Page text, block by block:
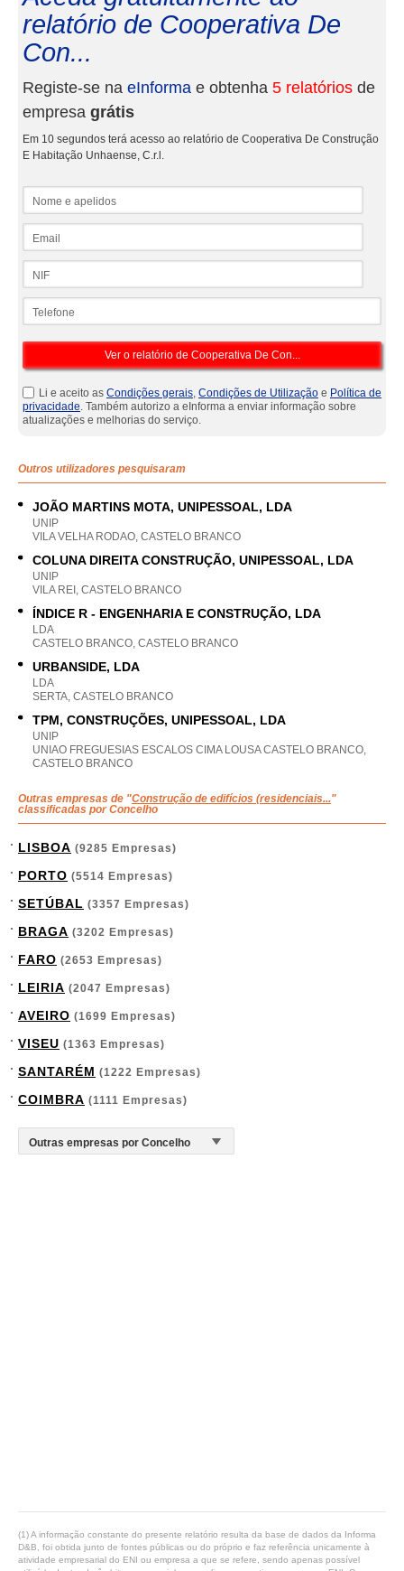
relatório de Cooperativa De
Con...
Registe-se na eInforma e obtenha 5 relatórios de
empresa grátis
Em 10 segundos terá acesso ao relatório de Cooperativa De Construção
E Habitação Unhaense, C.r.l.
Li e aceito as Condições gerais, Condições de Utilização e Política de
privacidade. Também autorizo a eInforma a enviar informação sobre
atualizações e melhorias do serviço.
Outros utilizadores pesquisaram
JOÃO MARTINS MOTA, UNIPESSOAL, LDA
UNIP
VILA VELHA RODAO, CASTELO BRANCO
COLUNA DIREITA CONSTRUÇÃO, UNIPESSOAL, LDA
UNIP
VILA REI, CASTELO BRANCO
ÍNDICE R - ENGENHARIA E CONSTRUÇÃO, LDA
LDA
CASTELO BRANCO, CASTELO BRANCO
URBANSIDE, LDA
LDA
SERTA, CASTELO BRANCO
TPM, CONSTRUÇÕES, UNIPESSOAL, LDA
UNIP
UNIAO FREGUESIAS ESCALOS CIMA LOUSA CASTELO BRANCO,
CASTELO BRANCO
Outras empresas de "Construção de edifícios (residenciais..."
classificadas por Concelho
LISBOA (9285 Empresas)
PORTO (5514 Empresas)
SETÚBAL (3357 Empresas)
BRAGA (3202 Empresas)
FARO (2653 Empresas)
LEIRIA (2047 Empresas)
AVEIRO (1699 Empresas)
VISEU (1363 Empresas)
SANTARÉM (1222 Empresas)
COIMBRA (1111 Empresas)
(1) A informação constante do presente relatório resulta da base de dados da Informa
D&B, foi obtida junto de fontes públicas ou do próprio e faz referência unicamente à
atividade empresarial do ENI ou empresa a que se refere, sendo apenas possível